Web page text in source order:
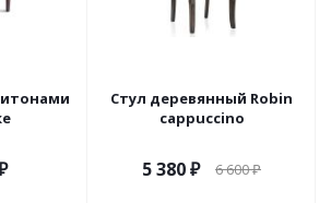
Стул деревянный Robin
cappuccino
5 380₽ 6 600₽